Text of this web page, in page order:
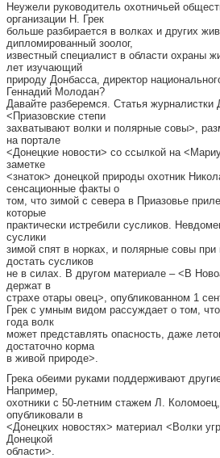
Неужели руководитель охотничьей
организации Н. Грек
больше разбирается в волках и других
дипломированный зоолог,
известный специалист в области охраны
лет изучающий
природу Донбасса, директор
Геннадий Молодан?
Давайте разберемся. Статья журналистки
<Приазовские степи
захватывают волки и полярные совы>,
на портале
<Донецкие новости> со ссылкой на
заметке
<знаток> донецкой природы охотник
сенсационные факты о
том, что зимой с севера в Приазовье
которые
практически истребили сусликов.
суслики
зимой спят в норках, и полярные совы
достать сусликов
не в силах. В другом материале – <В
держат в
страхе отары овец>, опубликованном 1
Грек с умным видом рассуждает о том,
года волк
может представлять опасность, даже
достаточно корма
в живой природе>.
Грека обеими руками поддерживают
Например,
охотники с 50-летним стажем Л.
опубликовали в
<Донецких новостях> материал <Волки
Донецкой
области>.